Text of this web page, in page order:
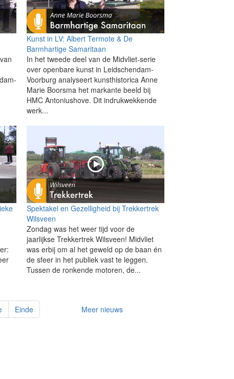
Kunst in LV: Albert Termote & De
Barmhartige Samaritaan
In het tweede deel van de Midvliet-serie
over openbare kunst in Leidschendam-
Voorburg analyseert kunsthistorica Anne
Marie Boorsma het markante beeld bij
HMC Antoniushove. Dit indrukwekkende
werk...
Spektakel en Gezelligheid bij Trekkertrek
Wilsveen
Zondag was het weer tijd voor de
jaarlijkse Trekkertrek Wilsveen! Midvliet
was erbij om al het geweld op de baan én
de sfeer in het publiek vast te leggen.
Tussen de ronkende motoren, de...
Einde Meer nieuws